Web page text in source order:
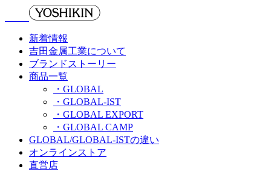
新着情報
吉田金属工業について
ブランドストーリー
商品一覧
・GLOBAL
・GLOBAL-IST
・GLOBAL EXPORT
・GLOBAL CAMP
GLOBAL/GLOBAL-ISTの違い
オンラインストア
直営店